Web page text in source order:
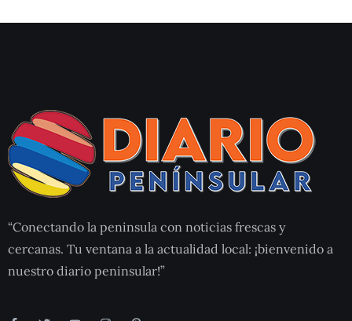
“Conectando la peninsula con noticias frescas y
cercanas. Tu ventana a la actualidad local: ¡bienvenido a
nuestro diario peninsular!”